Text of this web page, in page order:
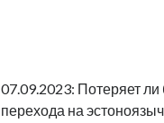
07.09.2023: Потеряет
перехода на